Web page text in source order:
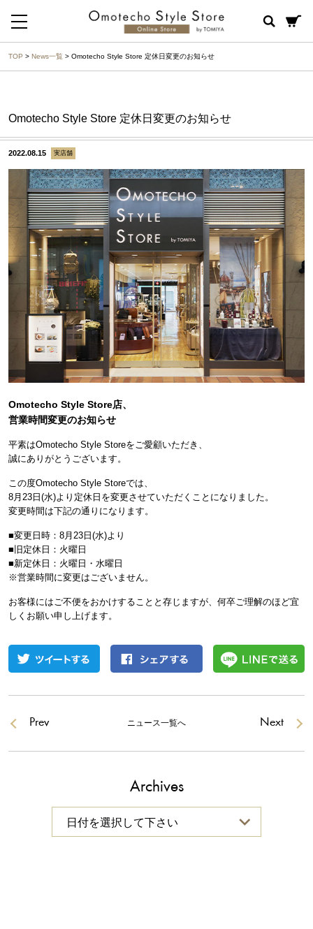
TOP > News一覧 > Omotecho Style Store 定休日変更のお知らせ
Omotecho Style Store 定休日変更のお知らせ
2022.08.15 実店舗
Omotecho Style Store店、
営業時間変更のお知らせ
平素はOmotecho Style Storeをご愛顧いただき、
誠にありがとうございます。
この度Omotecho Style Storeでは、
8月23日(水)より定休日を変更させていただくことになりました。
変更時間は下記の通りになります。
■変更日時：8月23日(水)より
■旧定休日：火曜日
■新定休日：火曜日・水曜日
※営業時間に変更はございません。
お客様にはご不便をおかけすることと存じますが、何卒ご理解のほど宜
しくお願い申し上げます。
ニュース一覧へ
Prev Next
Archives